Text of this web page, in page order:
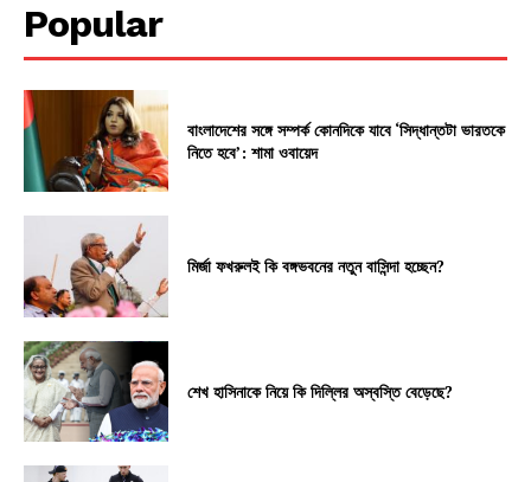
Popular
বাংলাদেশের সঙ্গে সম্পর্ক কোনদিকে যাবে ‘সিদ্ধান্তটা ভারতকে
নিতে হবে’: শামা ওবায়েদ
মির্জা ফখরুলই কি বঙ্গভবনের নতুন বাসিন্দা হচ্ছেন?
শেখ হাসিনাকে নিয়ে কি দিল্লির অস্বস্তি বেড়েছে?